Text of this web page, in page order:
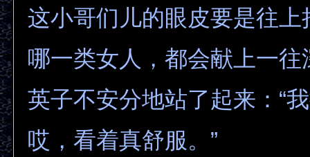
这小哥们儿的眼皮要是往上
哪一类女人，都会献上一往
英子不安分地站了起来：“
哎，看着真舒服。”